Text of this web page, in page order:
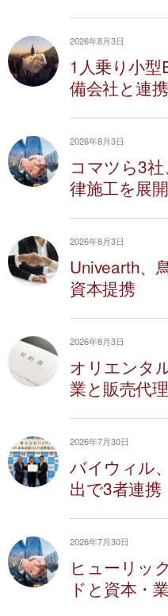
2026年8月3日
1人乗り小型
備会社と連携
2026年8月3日
コマツら3
律施工を展開
2026年8月3日
Univearth、
資本提携
2026年8月3日
オリエンタ
業と販売代
2026年7月30日
バイウィル
出で3者連携
2026年7月30日
ヒューリッ
ドと資本・